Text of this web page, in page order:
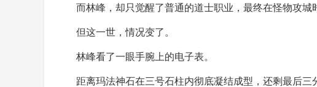
而林峰，却只觉醒了普通的道士职业，最终在怪物攻城
但这一世，情况变了。
林峰看了一眼手腕上的电子表。
距离玛法神石在三号石柱内彻底凝结成型，还剩最后三